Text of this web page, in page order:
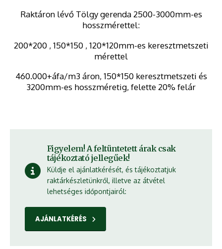
Raktáron lévő Tölgy gerenda 2500-3000mm-es
hosszmérettel:
200*200 , 150*150 , 120*120mm-es keresztmetszeti
mérettel
460.000+áfa/m3 áron, 150*150 keresztmetszeti és
3200mm-es hosszméretig, felette 20% felár
Figyelem! A feltüntetett árak csak
tájékoztató jellegűek!
Küldje el ajánlatkérését, és tájékoztatjuk
raktárkészletünkről, illetve az átvétel
lehetséges időpontjairól:
AJÁNLATKÉRÉS